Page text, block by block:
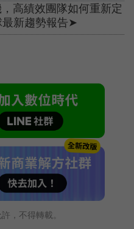
高績效團隊如何重新定
新趨勢報告➤
，不得轉載。